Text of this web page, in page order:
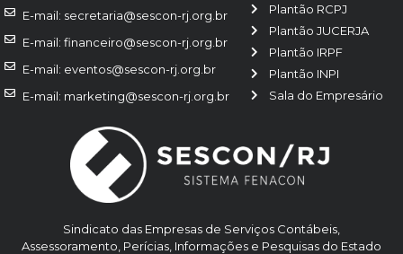
Sindicato das Empresas de Serviços Contábeis,
Assessoramento, Perícias, Informações e Pesquisas do Estado
Plantão RCPJ
Plantão JUCERJA
Plantão IRPF
Plantão INPI
Sala do Empresário
E-mail: secretaria@sescon-rj.org.br
E-mail: financeiro@sescon-rj.org.br
E-mail: eventos@sescon-rj.org.br
E-mail: marketing@sescon-rj.org.br